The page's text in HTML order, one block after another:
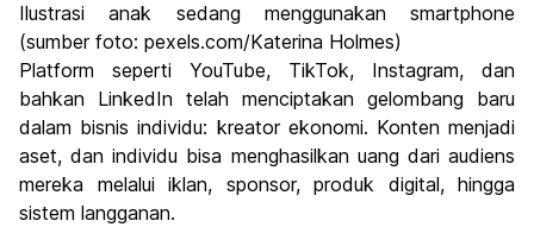
Ilustrasi anak sedang menggunakan smartphone
(sumber foto: pexels.com/Katerina Holmes)
Platform seperti YouTube, TikTok, Instagram, dan
bahkan LinkedIn telah menciptakan gelombang baru
dalam bisnis individu: kreator ekonomi. Konten menjadi
aset, dan individu bisa menghasilkan uang dari audiens
mereka melalui iklan, sponsor, produk digital, hingga
sistem langganan.